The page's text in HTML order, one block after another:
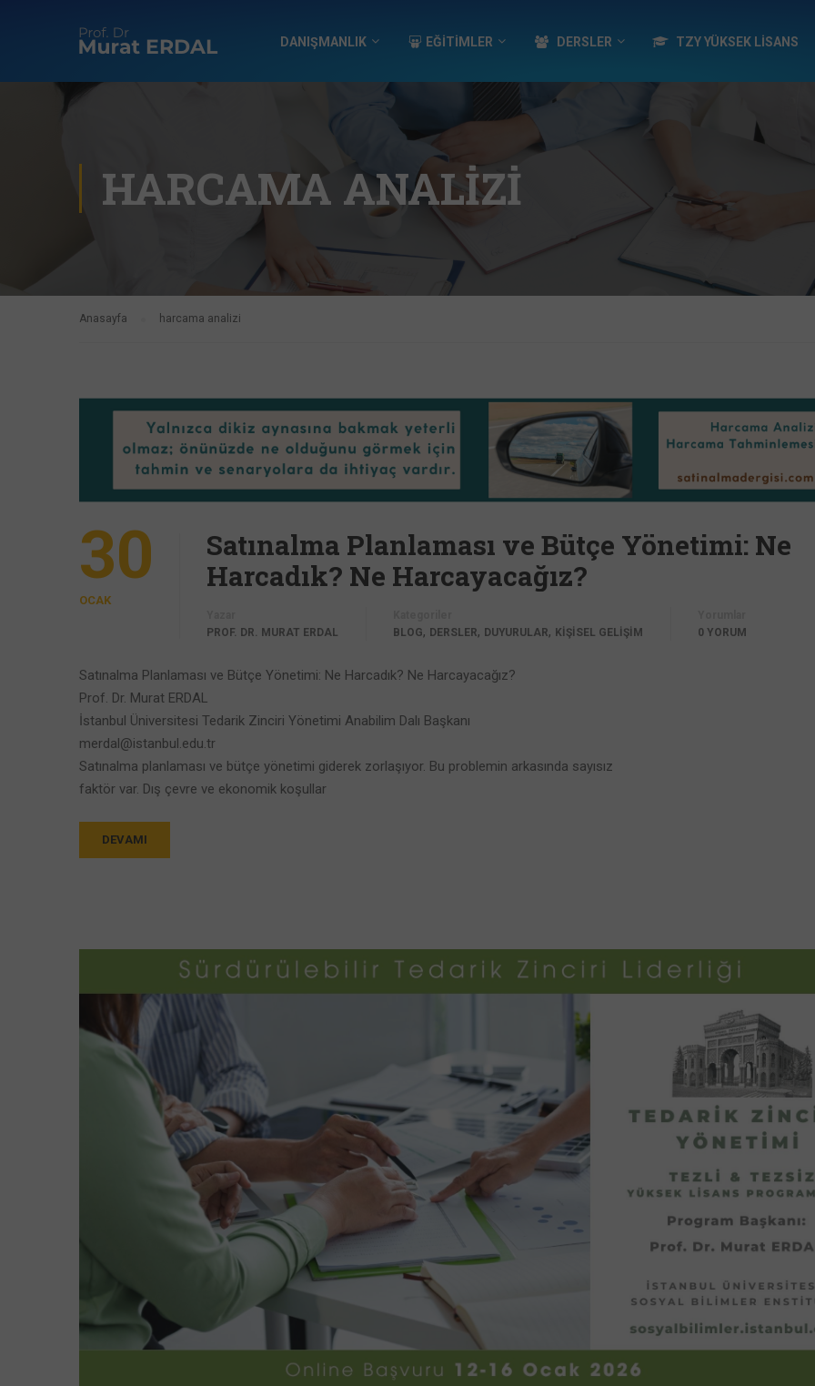
DANIŞMANLIK EĞİTİMLER DERSLER TZY YÜKSEK LISANS
HARCAMA ANALIZI
Anasayfa harcama analizi
30
OCAK
Satınalma Planlaması ve Bütçe Yönetimi: Ne
Harcadık? Ne Harcayacağız?
PROF. DR. MURAT ERDAL
BLOG, DERSLER, DUYURULAR, KİŞİSEL GELİŞİM
0 YORUM
Satınalma Planlaması ve Bütçe Yönetimi: Ne Harcadık? Ne Harcayacağız?
Prof. Dr. Murat ERDAL
İstanbul Üniversitesi Tedarik Zinciri Yönetimi Anabilim Dalı Başkanı
merdal@istanbul.edu.tr
Satınalma planlaması ve bütçe yönetimi giderek zorlaşıyor. Bu problemin arkasında sayısız
faktör var. Dış çevre ve ekonomik koşullar
DEVAMI